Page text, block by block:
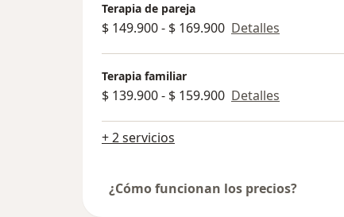
Terapia de pareja
$ 149.900 - $ 169.900 Detalles
Terapia familiar
$ 139.900 - $ 159.900 Detalles
+ 2 servicios
¿Cómo funcionan los precios?